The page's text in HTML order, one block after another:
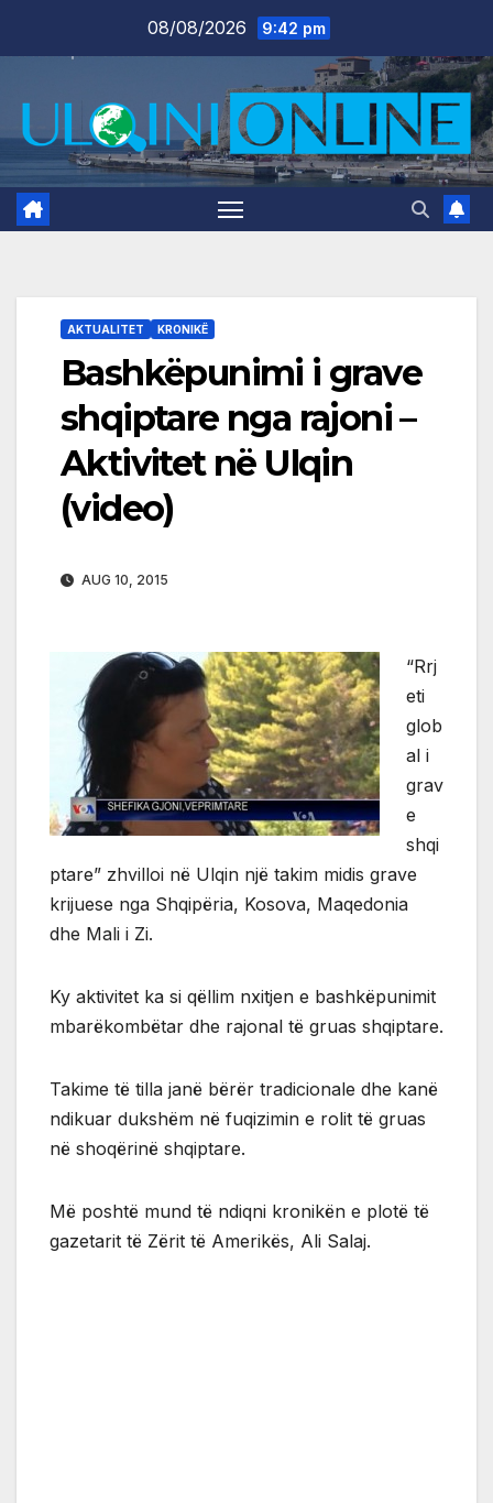
08/08/2026 9:42 pm
AKTUALITET KRONIKË
Bashkëpunimi i grave
shqiptare nga rajoni –
Aktivitet në Ulqin
(video)
AUG 10, 2015
“Rrj
eti
glob
al i
grav
e
shqi
ptare” zhvilloi në Ulqin një takim midis grave
krijuese nga Shqipëria, Kosova, Maqedonia
dhe Mali i Zi.
Ky aktivitet ka si qëllim nxitjen e bashkëpunimit
mbarëkombëtar dhe rajonal të gruas shqiptare.
Takime të tilla janë bërër tradicionale dhe kanë
ndikuar dukshëm në fuqizimin e rolit të gruas
në shoqërinë shqiptare.
Më poshtë mund të ndiqni kronikën e plotë të
gazetarit të Zërit të Amerikës, Ali Salaj.